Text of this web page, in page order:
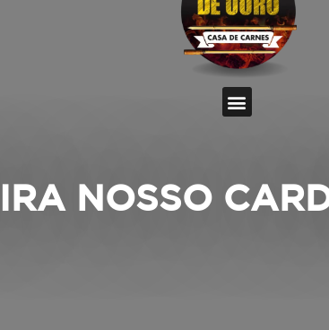
NOSSO